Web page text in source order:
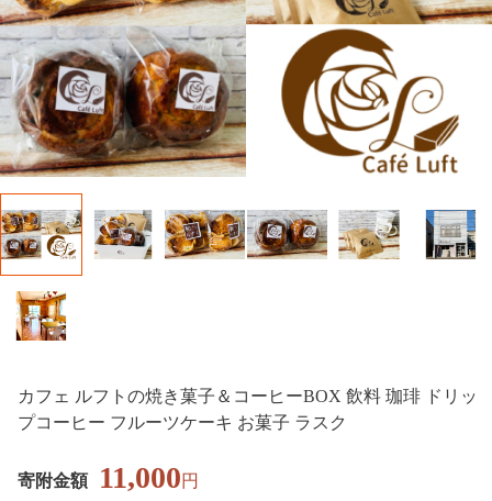
カフェ ルフトの焼き菓子＆コーヒーBOX 飲料 珈琲 ドリッ
プコーヒー フルーツケーキ お菓子 ラスク
寄附金額 11,000円